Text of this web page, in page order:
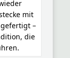
mit
–
die